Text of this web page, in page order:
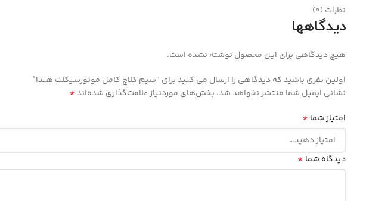
نظرات (0)
دیدگاهها
هیچ دیدگاهی برای این محصول نوشته نشده است.
اولین نفری باشید که دیدگاهی را ارسال می کنید برای “سیم کلاچ کامل موتورسیکلت هندا”
نشانی ایمیل شما منتشر نخواهد شد. بخش‌های موردنیاز علامت‌گذاری شده‌اند*
امتیاز شما *
دیدگاه شما *